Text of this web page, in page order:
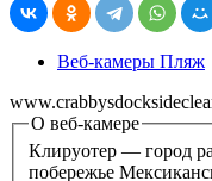
Веб-камеры Пляж
О веб-камере
Клируотер — город расположенный на солнечном
побережье